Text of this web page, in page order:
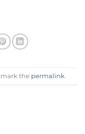
the permalink.